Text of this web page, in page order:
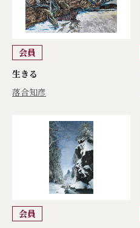
会員
生きる
落合知彦
会員